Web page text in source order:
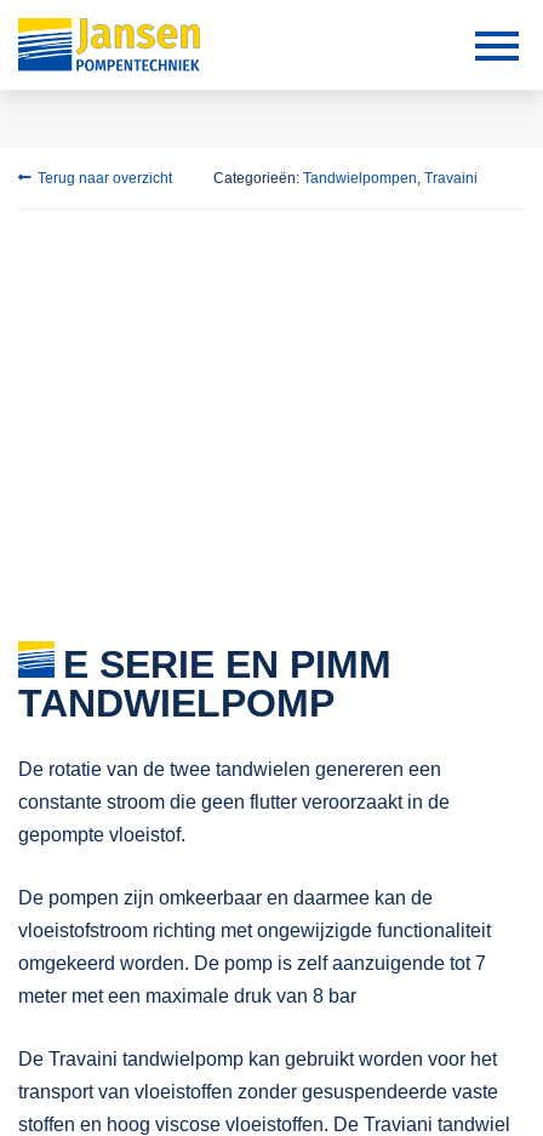
Terug naar overzicht Categorieën: Tandwielpompen, Travaini
E SERIE EN PIMM
TANDWIELPOMP
De rotatie van de twee tandwielen genereren een
constante stroom die geen flutter veroorzaakt in de
gepompte vloeistof.
De pompen zijn omkeerbaar en daarmee kan de
vloeistofstroom richting met ongewijzigde functionaliteit
omgekeerd worden. De pomp is zelf aanzuigende tot 7
meter met een maximale druk van 8 bar
De Travaini tandwielpomp kan gebruikt worden voor het
transport van vloeistoffen zonder gesuspendeerde vaste
stoffen en hoog viscose vloeistoffen. De Traviani tandwiel